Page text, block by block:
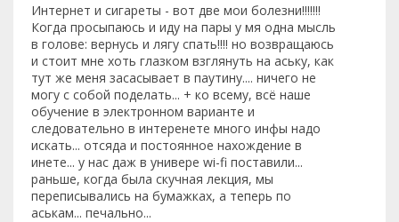
Интернет и сигареты - вот две мои болезни!!!!!!!
Когда просыпаюсь и иду на пары у мя одна мысль
в голове: вернусь и лягу спать!!!! но возвращаюсь
и стоит мне хоть глазком взглянуть на аську, как
тут же меня засасывает в паутину.... ничего не
могу с собой поделать... + ко всему, всё наше
обучение в электронном варианте и
следовательно в интеренете много инфы надо
искать... отсяда и постоянное нахождение в
инете... у нас даж в универе wi-fi поставили...
раньше, когда была скучная лекция, мы
переписывались на бумажках, а теперь по
аськам... печально...